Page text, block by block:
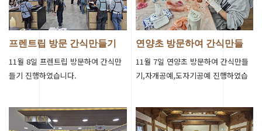
프렌트립 방문 간식만들기
11월 8일 프렌트립 방문하여 간식만
들기 진행하였습니다.
연양초 방문하여 간식만들
11월 7일 연양초 방문하여 간식만들
기,자개공예,도자기공예 진행하였습